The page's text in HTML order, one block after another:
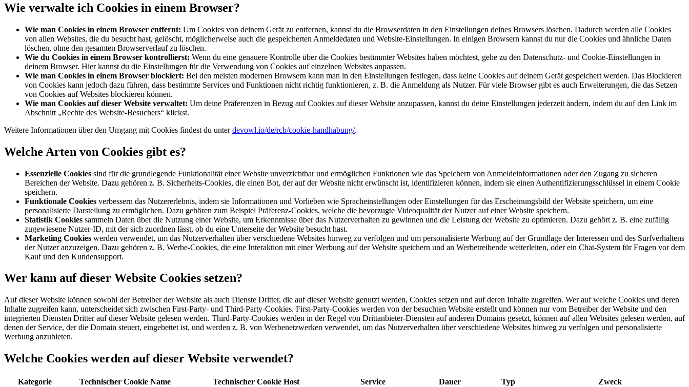
Wie verwalte ich Cookies in einem Browser?
Wie man Cookies in einem Browser entfernt: Um Cookies von deinem Gerät zu entfernen, kannst du die Browserdaten in den Einstellungen deines Browsers löschen. Dadurch werden alle Cookies
von allen Websites, die du besucht hast, gelöscht, möglicherweise auch die gespeicherten Anmeldedaten und Website-Einstellungen. In einigen Browsern kannst du nur die Cookies und ähnliche Daten
löschen, ohne den gesamten Browserverlauf zu löschen.
Wie du Cookies in einem Browser kontrollierst: Wenn du eine genauere Kontrolle über die Cookies bestimmter Websites haben möchtest, gehe zu den Datenschutz- und Cookie-Einstellungen in
deinem Browser. Hier kannst du die Einstellungen für die Verwendung von Cookies auf einzelnen Websites anpassen.
Wie man Cookies in einem Browser blockiert: Bei den meisten modernen Browsern kann man in den Einstellungen festlegen, dass keine Cookies auf deinem Gerät gespeichert werden. Das Blockieren
von Cookies kann jedoch dazu führen, dass bestimmte Services und Funktionen nicht richtig funktionieren, z. B. die Anmeldung als Nutzer. Für viele Browser gibt es auch Erweiterungen, die das Setzen
von Cookies auf Websites blockieren können.
Wie man Cookies auf dieser Website verwaltet: Um deine Präferenzen in Bezug auf Cookies auf dieser Website anzupassen, kannst du deine Einstellungen jederzeit ändern, indem du auf den Link im
Abschnitt „Rechte des Website-Besuchers“ klickst.
Weitere Informationen über den Umgang mit Cookies findest du unterdevowl.io/de/rcb/cookie-handhabung/.
Welche Arten von Cookies gibt es?
Essenzielle Cookies sind für die grundlegende Funktionalität einer Website unverzichtbar und ermöglichen Funktionen wie das Speichern von Anmeldeinformationen oder den Zugang zu sicheren
Bereichen der Website. Dazu gehören z. B. Sicherheits-Cookies, die einen Bot, der auf der Website nicht erwünscht ist, identifizieren können, indem sie einen Authentifizierungsschlüssel in einem Cookie
speichern.
Funktionale Cookies verbessern das Nutzererlebnis, indem sie Informationen und Vorlieben wie Spracheinstellungen oder Einstellungen für das Erscheinungsbild der Website speichern, um eine
personalisierte Darstellung zu ermöglichen. Dazu gehören zum Beispiel Präferenz-Cookies, welche die bevorzugte Videoqualität der Nutzer auf einer Website speichern.
Statistik Cookies sammeln Daten über die Nutzung einer Website, um Erkenntnisse über das Nutzerverhalten zu gewinnen und die Leistung der Website zu optimieren. Dazu gehört z. B. eine zufällig
zugewiesene Nutzer-ID, mit der sich zuordnen lässt, ob du eine Unterseite der Website besucht hast.
Marketing Cookies werden verwendet, um das Nutzerverhalten über verschiedene Websites hinweg zu verfolgen und um personalisierte Werbung auf der Grundlage der Interessen und des Surfverhaltens
der Nutzer anzuzeigen. Dazu gehören z. B. Werbe-Cookies, die eine Interaktion mit einer Werbung auf der Website speichern und an Werbetreibende weiterleiten, oder ein Chat-System für Fragen vor dem
Kauf und den Kundensupport.
Wer kann auf dieser Website Cookies setzen?
Auf dieser Website können sowohl der Betreiber der Website als auch Dienste Dritter, die auf dieser Website genutzt werden, Cookies setzen und auf deren Inhalte zugreifen. Wer auf welche Cookies und deren
Inhalte zugreifen kann, unterscheidet sich zwischen First-Party- und Third-Party-Cookies. First-Party-Cookies werden von der besuchten Website erstellt und können nur vom Betreiber der Website und den
integrierten Diensten Dritter auf dieser Website gelesen werden. Third-Party-Cookies werden in der Regel von Drittanbieter-Diensten auf anderen Domains gesetzt, können auf allen Websites gelesen werden, auf
denen der Service, der die Domain steuert, eingebettet ist, und werden z. B. von Werbenetzwerken verwendet, um das Nutzerverhalten über verschiedene Websites hinweg zu verfolgen und personalisierte
Werbung anzubieten.
Welche Cookies werden auf dieser Website verwendet?
Kategorie Technischer Cookie Name Technischer Cookie Host Service Dauer Typ Zweck